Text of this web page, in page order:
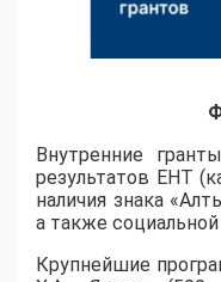
Внутренние
результатов ЕНТ
наличия знака
а также
​Крупнейшие